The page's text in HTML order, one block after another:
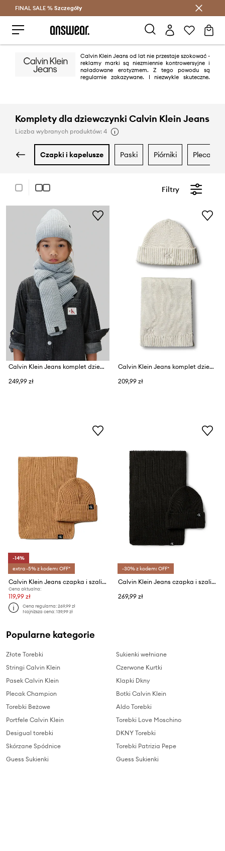
Oszczędzaj z Answear Club >
FINAL SALE % Szczegóły
Calvin Klein Jeans od lat nie przestaje szokować -
reklamy marki są niezmiennie kontrowersyjne i
naładowane erotyzmem. Z tego powodu są
regularnie zakazywane. I niezwykle skuteczne.
Komplety dla dziewczynki Calvin Klein Jeans
Liczba wybranych produktów: 4
czapki i kapelusze paski piórniki plecaki
Filtry
Calvin Klein Jeans komplet dziecięcy
249,99 zł
Calvin Klein Jeans komplet dziecięcy bawełniany
209,99 zł
-14%
extra -5% z kodem: OFF*
Calvin Klein Jeans czapka i szalik dziecięcy
Cena aktualna:
119,99 zł
Cena regularna:269,99 zł
Najniższa cena:139,99 zł
-30% z kodem: OFF*
Calvin Klein Jeans czapka i szalik dziecięcy
269,99 zł
Popularne kategorie
Złote Torebki
Stringi Calvin Klein
Pasek Calvin Klein
Plecak Champion
Torebki Beżowe
Portfele Calvin Klein
Desigual torebki
Skórzane Spódnice
Guess Sukienki
Sukienki wełniane
Czerwone Kurtki
Klapki Dkny
Botki Calvin Klein
Aldo Torebki
Torebki Love Moschino
DKNY Torebki
Torebki Patrizia Pepe
Guess Sukienki